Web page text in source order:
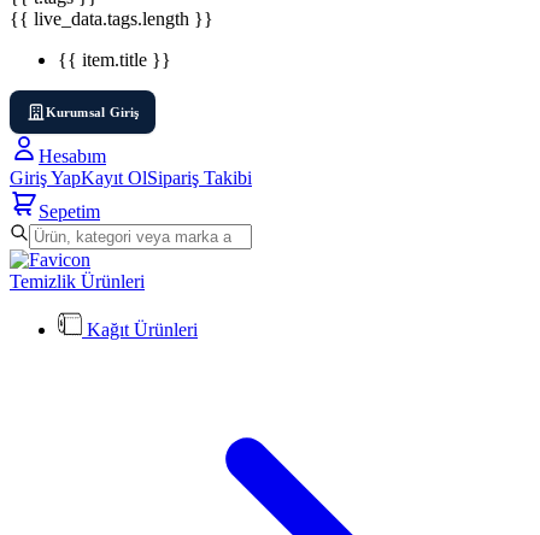
{{ live_data.tags.length }}
{{ item.title }}
Kurumsal Giriş
Hesabım
Giriş YapKayıt OlSipariş Takibi
Sepetim
Temizlik Ürünleri
Kağıt Ürünleri